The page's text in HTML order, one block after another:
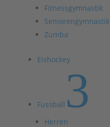
Fitnessgymnastik
Seniorengymnastik
Zumba
Eishockey
Fussball 3
Herren